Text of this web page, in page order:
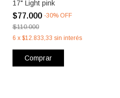
17" Light pink
$77.000 -30% OFF
$110.000
6 x $12.833,33 sin interés
Comprar